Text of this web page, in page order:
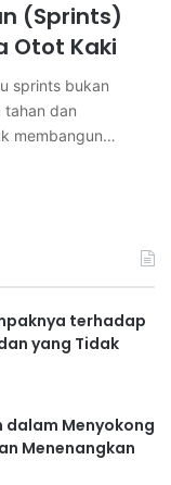
(Sprints)
Otot Kaki
sprints bukan
tahan dan
membangun…
terhadap
yang Tidak
dalam Menyokong
Menenangkan